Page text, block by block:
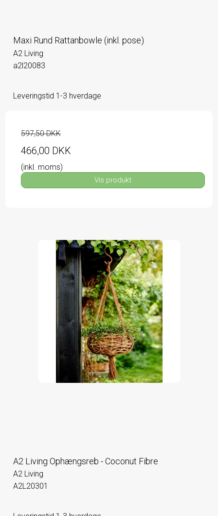
Maxi Rund Rattanbowle (inkl. pose)
A2 Living
a2l20083
Leveringstid 1-3 hverdage
597,50 DKK
466,00 DKK
(inkl. moms)
Vis produkt
A2 Living Ophængsreb - Coconut Fibre
A2 Living
A2L20301